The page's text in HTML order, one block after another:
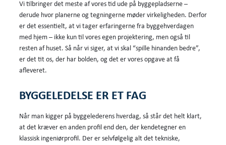
Vi tilbringer det meste af vores tid ude på byggepladserne –
derude hvor planerne og tegningerne møder virkeligheden. Derfor
er det essentielt, at vi tager erfaringerne fra byggehverdagen
med hjem – ikke kun til vores egen projektering, men også til
resten af huset. Så når vi siger, at vi skal “spille hinanden bedre”,
er det tit os, der har bolden, og det er vores opgave at få
afleveret.
BYGGELEDELSE ER ET FAG
Når man kigger på byggelederens hverdag, så står det helt klart,
at det kræver en anden profil end den, der kendetegner en
klassisk ingeniørprofil. Der er selvfølgelig alt det tekniske,